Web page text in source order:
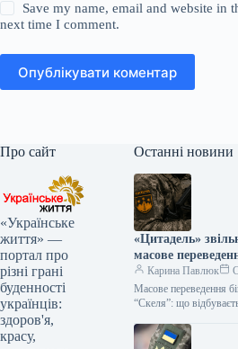
Save my name, email and website in
next time I comment.
Опублікувати коментар
Про сайт
«Українське
життя» —
портал про
різні грані
буденності
українців:
здоров'я,
красу,
Останні новини
«Цитадель»
масове
військових
Карина Павлюк
Масове переведення
“Скеля”: що
“Скеля” розпочато
військовослужбовців